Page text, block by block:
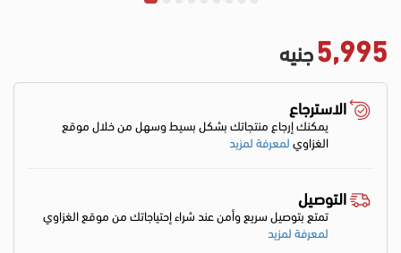
5,995جنيه
الاسترجاع
يمكنك إرجاع منتجاتك بشكل بسيط وسهل من خلال موقع
الغزاويلمعرفة لمزيد
التوصيل
تمتع بتوصيل سريع وأمن عند شراء إحتياجاتك من موقع الغزاوي
لمعرفة لمزيد